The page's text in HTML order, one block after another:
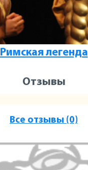
Римская легенда
Отзывы
Все отзывы (0)